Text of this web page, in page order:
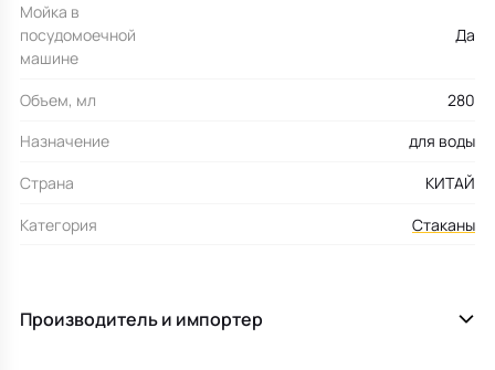
Мойка в
посудомоечной
машине
Да
Объем, мл
280
Назначение
для воды
Страна
КИТАЙ
Категория
Стаканы
Производитель и импортер